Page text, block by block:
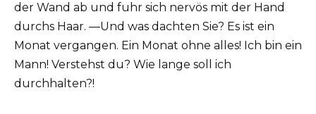
der Wand ab und fuhr sich nervös mit der Hand
durchs Haar. —Und was dachten Sie? Es ist ein
Monat vergangen. Ein Monat ohne alles! Ich bin ein
Mann! Verstehst du? Wie lange soll ich
durchhalten?!